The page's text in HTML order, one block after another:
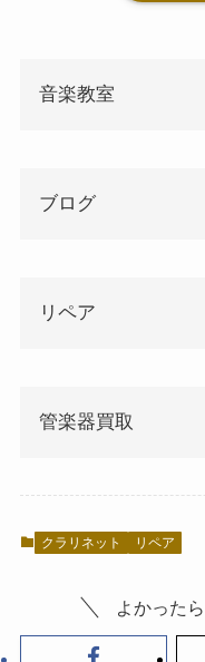
音楽教室
ブログ
リペア
管楽器買取
クラリネット リペア
よかった